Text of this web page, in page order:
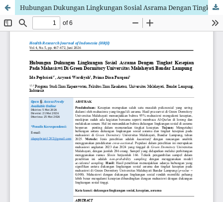
Hubungan Dukungan Lingkungan Sosial Asrama Dengan Tingkat Kesepian Pada Mahasiswi Di Green Dormitory Universitas Malahayati Bandar Lampung